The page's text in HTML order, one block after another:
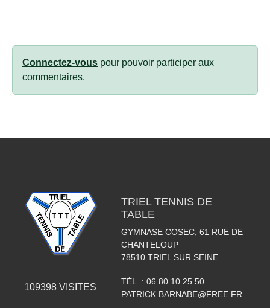
Connectez-vous pour pouvoir participer aux
commentaires.
109398 VISITES
TRIEL TENNIS DE
TABLE
GYMNASE COSEC, 61 RUE DE
CHANTELOUP
78510 TRIEL SUR SEINE
TÉL. : 06 80 10 25 50
PATRICK.BARNABE@FREE.FR